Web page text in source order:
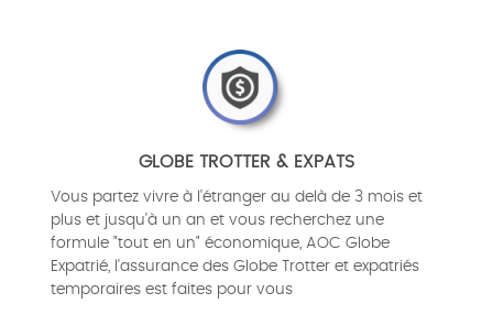
GLOBE TROTTER & EXPATS
Vous partez vivre à l'étranger au delà de 3 mois et
plus et jusqu'à un an et vous recherchez une
formule "tout en un" économique, AOC Globe
Expatrié, l'assurance des Globe Trotter et expatriés
temporaires est faites pour vous